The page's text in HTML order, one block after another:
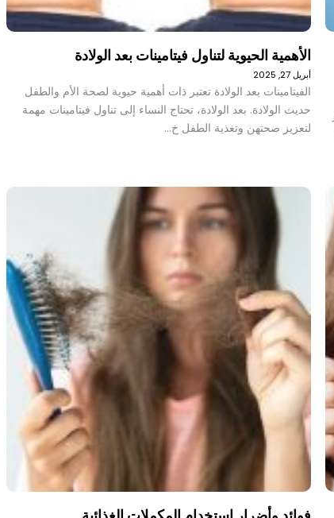
الأهمية الحيوية لتناول فيتامينات بعد الولادة
أبريل 27, 2025
الفيتامينات بعد الولادة تعتبر ذات أهمية حيوية لصحة الأم والطفل
حديث الولادة. بعد الولادة، تحتاج النساء إلى تناول فيتامينات مهمة
لتعزيز صحتهن وتغذية الطفل خ…